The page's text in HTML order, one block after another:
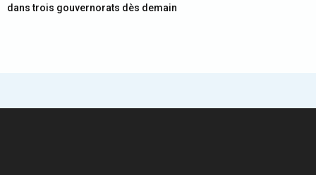
dans trois gouvernorats dès demain